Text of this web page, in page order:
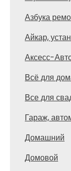
Азбука
Айкар,
Аксесс-
Всё для
Все для
Гараж,
Домашний
Домовой